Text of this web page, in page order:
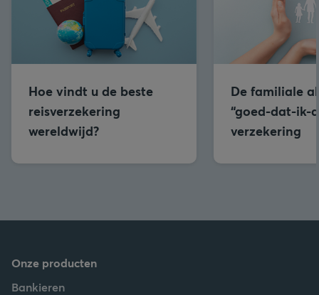
Hoe vindt u de beste
reisverzekering
wereldwijd?
De familiale
“goed-dat-ik-
verzekering
Onze producten
Bankieren